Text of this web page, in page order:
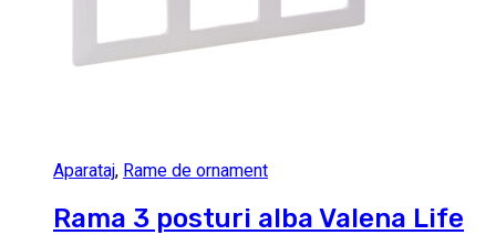
Aparataj, Rame de ornament
Rama 3 posturi alba Valena Life